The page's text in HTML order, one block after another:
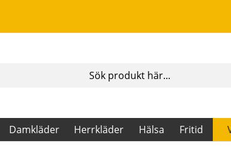
Damkläder Herrkläder Hälsa Fritid